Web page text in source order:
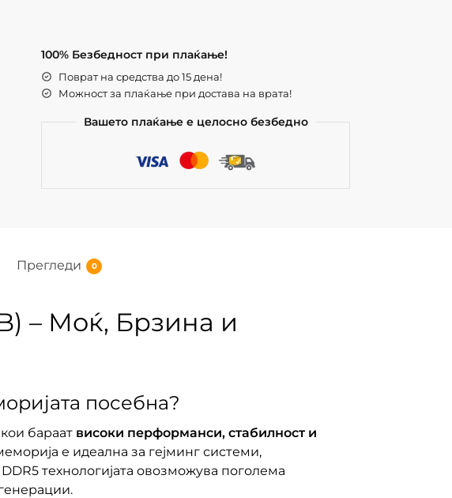
100% Безбедност при плаќање!
Поврат на средства до 15 дена!
Можност за плаќање при достава на врата!
Вашето плаќање е целосно безбедно
Прегледи 0
– Моќ, Брзина и
посебна?
бараат високи перформанси, стабилност и
е идеална за гејминг системи,
технологијата овозможува поголема